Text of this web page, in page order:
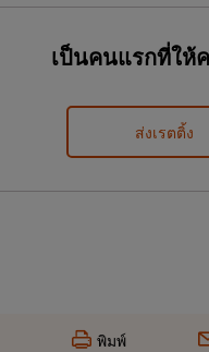
เป็นคนแรกที่ให้
ส่งเรตติ้ง
พิมพ์